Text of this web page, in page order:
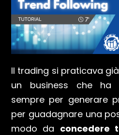
Il trading si praticava
un business che ha
sempre per generare
per guadagnare una
modo da concedere